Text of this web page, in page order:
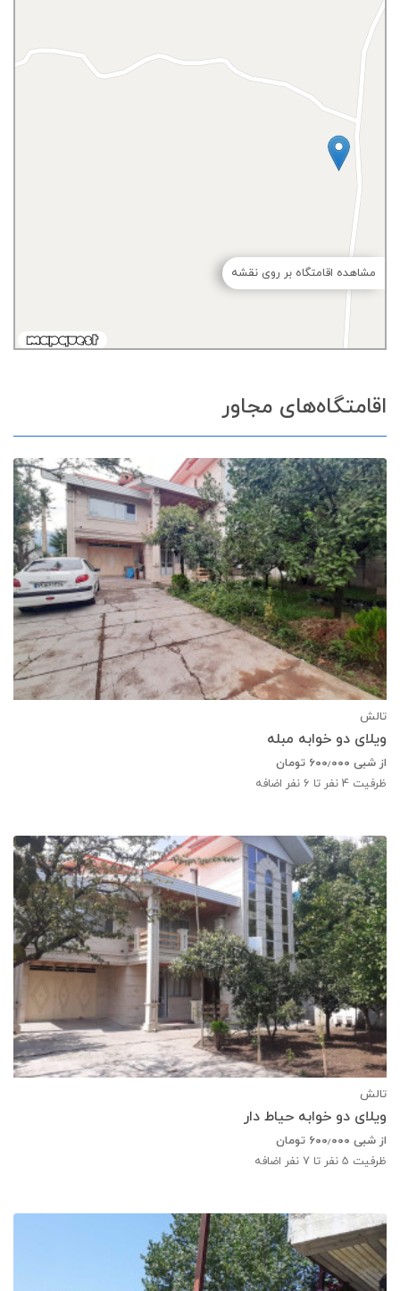
مشاهده اقامتگاه بر روی نقشه
اقامتگاه‌های مجاور
تالش
ویلای دو خوابه مبله
از شبی ۶۰۰٫۰۰۰ تومان
ظرفیت 4 نفر تا 6 نفر اضافه
تالش
ویلای دو خوابه حیاط دار
از شبی ۶۰۰٫۰۰۰ تومان
ظرفیت 5 نفر تا 7 نفر اضافه